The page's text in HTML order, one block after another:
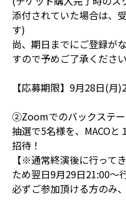
添付されていた場合は、
す)
尚、期日までにご登録が
すので予めご了承ください
【応募期限】9月28日(月
②Zoomでのバックステ
抽選で5名様を、MACO
招待！
【※通常終演後に行って
ため翌日9月29日21:00～
必ずご参加頂ける方のみ